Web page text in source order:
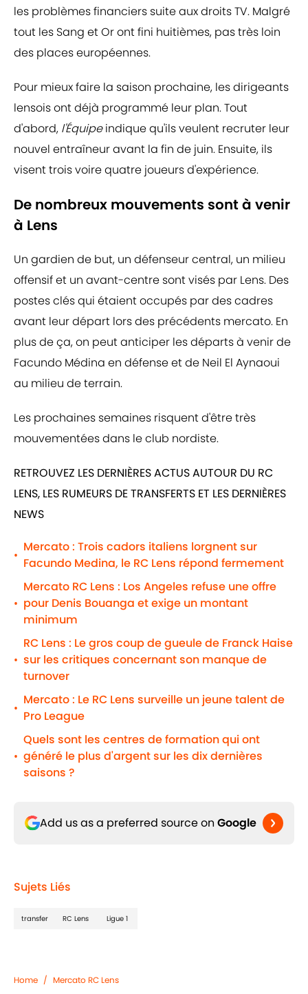
les problèmes financiers suite aux droits TV. Malgré
tout les Sang et Or ont fini huitièmes, pas très loin
des places européennes.
Pour mieux faire la saison prochaine, les dirigeants
lensois ont déjà programmé leur plan. Tout
d'abord, l'Équipeindique qu'ils veulent recruter leur
nouvel entraîneur avant la fin de juin. Ensuite, ils
visent trois voire quatre joueurs d'expérience.
De nombreux mouvements sont à venir
à Lens
Un gardien de but, un défenseur central, un milieu
offensif et un avant-centre sont visés par Lens. Des
postes clés qui étaient occupés par des cadres
avant leur départ lors des précédents mercato. En
plus de ça, on peut anticiper les départs à venir de
Facundo Médina en défense et de Neil El Aynaoui
au milieu de terrain.
Les prochaines semaines risquent d'être très
mouvementées dans le club nordiste.
RETROUVEZ LES DERNIÈRES ACTUS AUTOUR DU RC
LENS, LES RUMEURS DE TRANSFERTS ET LES DERNIÈRES
NEWS
•
Mercato : Trois cadors italiens lorgnent sur
Facundo Medina, le RC Lens répond fermement
•
Mercato RC Lens : Los Angeles refuse une offre
pour Denis Bouanga et exige un montant
minimum
•
RC Lens : Le gros coup de gueule de Franck Haise
sur les critiques concernant son manque de
turnover
•
Mercato : Le RC Lens surveille un jeune talent de
Pro League
•
Quels sont les centres de formation qui ont
généré le plus d'argent sur les dix dernières
saisons ?
Add us as a preferred source on Google
Sujets Liés
transfer RC Lens Ligue 1
Home / Mercato RC Lens